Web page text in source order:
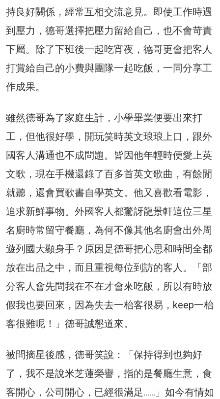
持良好關係，經常互相交流意見。即使工作時遇
到壓力，德哥選擇把壓力留給自己，也不會苛責
下屬。除了下班後一起吃宵夜，德哥更會把客人
打賞給自己的小費與團隊一起吃飯，一同分享工
作成果。
雖然德哥為了家庭生計，小學畢業便要出來打
工，但他很好學，開玩笑時英文琅琅上口，跟外
國客人溝通也不成問題。皆因他年輕時便愛上英
文歌，現在手機還錄了百多首英文歌曲，有餘閒
就聽，還會買歌書自學英文。他又喜歡看電影，
追求新鮮事物。外國客人都驚訝龍景軒這位三星
名廚時常留守餐廳，為何不像其他名廚會出外周
遊列國大顯身手？原因是德哥把心思和時間全都
放在出品之中，而且重視每位到訪的客人。「部
分客人會先問我在不在才會來吃飯，所以有時放
假我也要回來，因為失去一枱客很易，keep一枱
客很難呢！」德哥誠懇道來。
被問摘星後感，德哥笑說：「保持得到也夠好
了，我不是說米芝蓮榮譽，指的是餐廳生意，食
客開心，公司開心，已經很滿足……」如今有情如